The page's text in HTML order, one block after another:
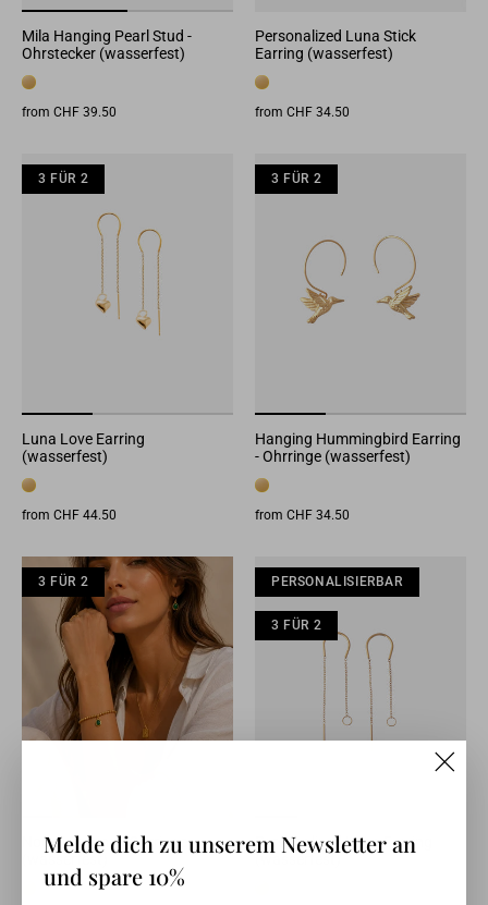
Melde dich zu unserem Newsletter an
und spare 10%
Mila Hanging Pearl Stud -
Ohrstecker (wasserfest)
from CHF 39.50
Personalized Luna Stick
Earring (wasserfest)
from CHF 34.50
3 FÜR 2
3 FÜR 2 3 FÜR 2
Luna Love Earring
(wasserfest)
from CHF 44.50
3 FÜR 2
3 FÜR 2
Hanging Hummingbird Earring
- Ohrringe (wasserfest)
from CHF 34.50
3 FÜR 2
3 FÜR 2 3 FÜR 2
Noemi Earring - Ohrringe
(wasserfest)
PERSONALISIERBAR
3 FÜR 2
PERSONALISIERBAR
3 FÜR 2
Personalized Luna Earring
(wasserfest)